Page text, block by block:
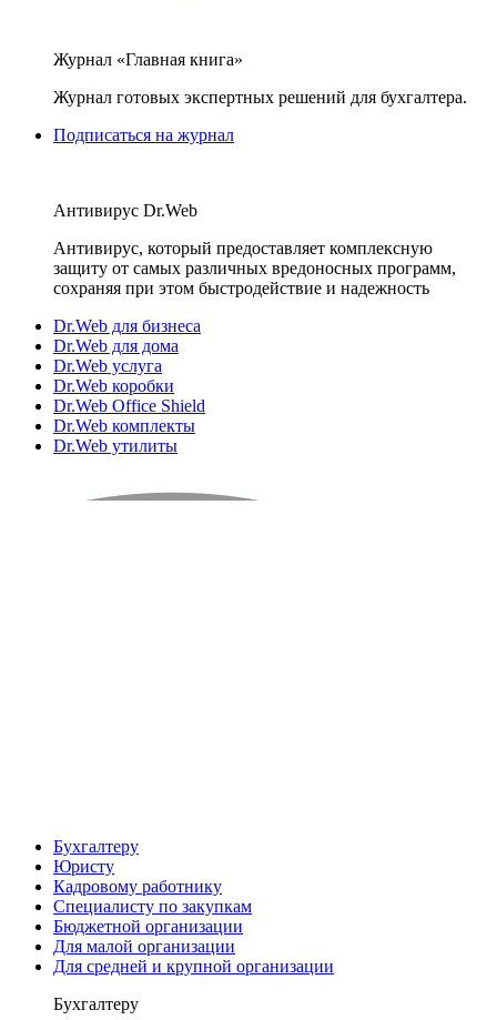
Журнал «Главная книга»
Журнал готовых экспертных решений для бухгалтера.
Подписаться на журнал
Антивирус Dr.Web
Антивирус, который предоставляет комплексную
защиту от самых различных вредоносных программ,
сохраняя при этом быстродействие и надежность
Dr.Web для бизнеса
Dr.Web для дома
Dr.Web услуга
Dr.Web коробки
Dr.Web Office Shield
Dr.Web комплекты
Dr.Web утилиты
Бухгалтеру
Юристу
Кадровому работнику
Специалисту по закупкам
Бюджетной организации
Для малой организации
Для средней и крупной организации
Бухгалтеру